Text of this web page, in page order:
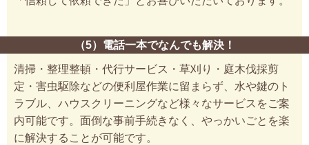
（5）電話一本でなんでも解決！
清掃・整理整頓・代行サービス・草刈り・庭木伐採剪
定・害虫駆除などの便利屋作業に留まらず、水や鍵のト
ラブル、ハウスクリーニングなど様々なサービスをご案
内可能です。面倒な事前手続きなく、やっかいごとを楽
に解決することが可能です。